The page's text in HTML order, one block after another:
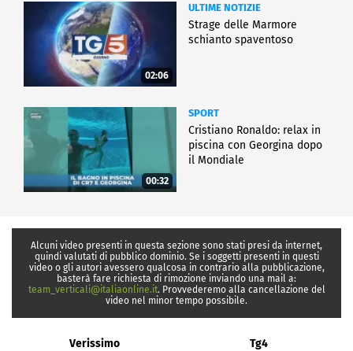
02:06
ULTIME NOTIZIE
Strage delle Marmore
schianto spaventoso
00:32
SPORT
Cristiano Ronaldo: relax in
piscina con Georgina dopo
il Mondiale
Alcuni video presenti in questa sezione sono stati presi da internet,
quindi valutati di pubblico dominio. Se i soggetti presenti in questi
video o gli autori avessero qualcosa in contrario alla pubblicazione,
basterà fare richiesta di rimozione inviando una mail a:
team_verticali@italiaonline.it. Provvederemo alla cancellazione del
video nel minor tempo possibile.
Verissimo Tg4